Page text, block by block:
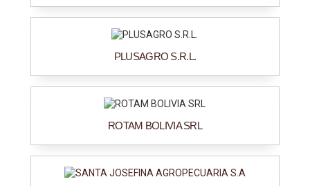
PLUSAGRO S.R.L.
ROTAM BOLIVIA SRL